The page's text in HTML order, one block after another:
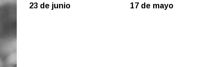
23 de junio 17 de mayo